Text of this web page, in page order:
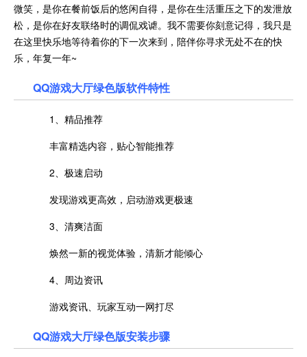
微笑，是你在餐前饭后的悠闲自得，是你在生活重压之下的发泄放
松，是你在好友联络时的调侃戏谑。我不需要你刻意记得，我只是
在这里快乐地等待着你的下一次来到，陪伴你寻求无处不在的快
乐，年复一年~
QQ游戏大厅绿色版软件特性
1、精品推荐
丰富精选内容，贴心智能推荐
2、极速启动
发现游戏更高效，启动游戏更极速
3、清爽洁面
焕然一新的视觉体验，清新才能倾心
4、周边资讯
游戏资讯、玩家互动一网打尽
QQ游戏大厅绿色版安装步骤